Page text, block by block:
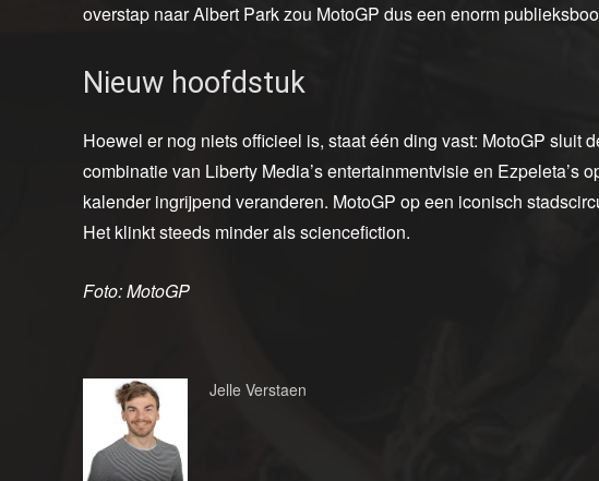
overstap naar Albert Park zou MotoGP dus een enorm
Nieuw hoofdstuk
Hoewel er nog niets officieel is, staat één ding vast: MotoGP sluit
combinatie van Liberty Media’s entertainmentvisie en Ezpeleta’s
kalender ingrijpend veranderen. MotoGP op een iconisch
Het klinkt steeds minder als sciencefiction.
Foto: MotoGP
Jelle Verstaen